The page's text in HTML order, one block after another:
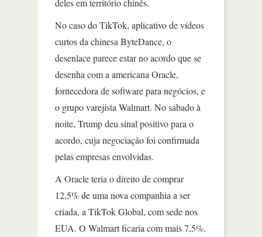
No caso do TikTok, aplicativo de vídeos
curtos da chinesa ByteDance, o
desenlace parece estar no acordo que se
desenha com a americana Oracle,
fornecedora de software para negócios, e
o grupo varejista Walmart. No sábado à
noite, Trump deu sinal positivo para o
acordo, cuja negociação foi confirmada
pelas empresas envolvidas.
A Oracle teria o direito de comprar
12,5% de uma nova companhia a ser
criada, a TikTok Global, com sede nos
EUA. O Walmart ficaria com mais 7,5%.